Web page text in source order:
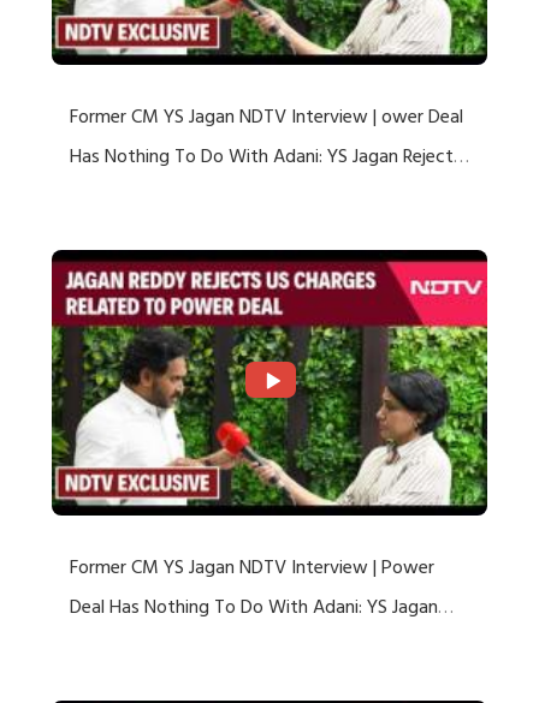
Former CM YS Jagan NDTV Interview | ower Deal
Has Nothing To Do With Adani: YS Jagan Rejects
Former CM YS Jagan NDTV Interview | Power
Deal Has Nothing To Do With Adani: YS Jagan